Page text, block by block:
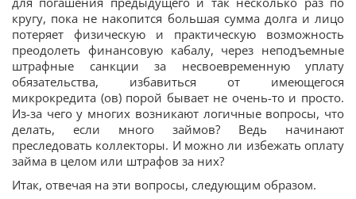
кругу, пока не накопится большая сумма долга и лицо
потеряет физическую и практическую возможность
преодолеть финансовую кабалу, через неподъемные
штрафные санкции за несвоевременную уплату
обязательства, избавиться от имеющегося
микрокредита (ов) порой бывает не очень-то и просто.
Из-за чего у многих возникают логичные вопросы, что
делать, если много займов? Ведь начинают
преследовать коллекторы. И можно ли избежать оплату
займа в целом или штрафов за них?
Итак, отвечая на эти вопросы, следующим образом.